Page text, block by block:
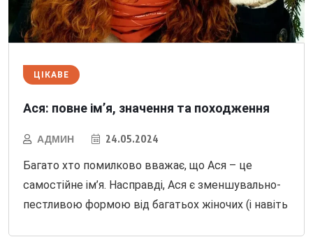
ЦІКАВЕ
Ася: повне ім’я, значення та походження
АДМИН 24.05.2024
Багато хто помилково вважає, що Ася – це
самостійне ім’я. Насправді, Ася є зменшувально-
пестливою формою від багатьох жіночих (і навіть